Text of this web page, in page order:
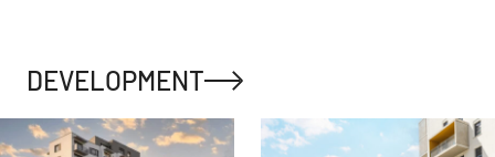
DEVELOPMENT